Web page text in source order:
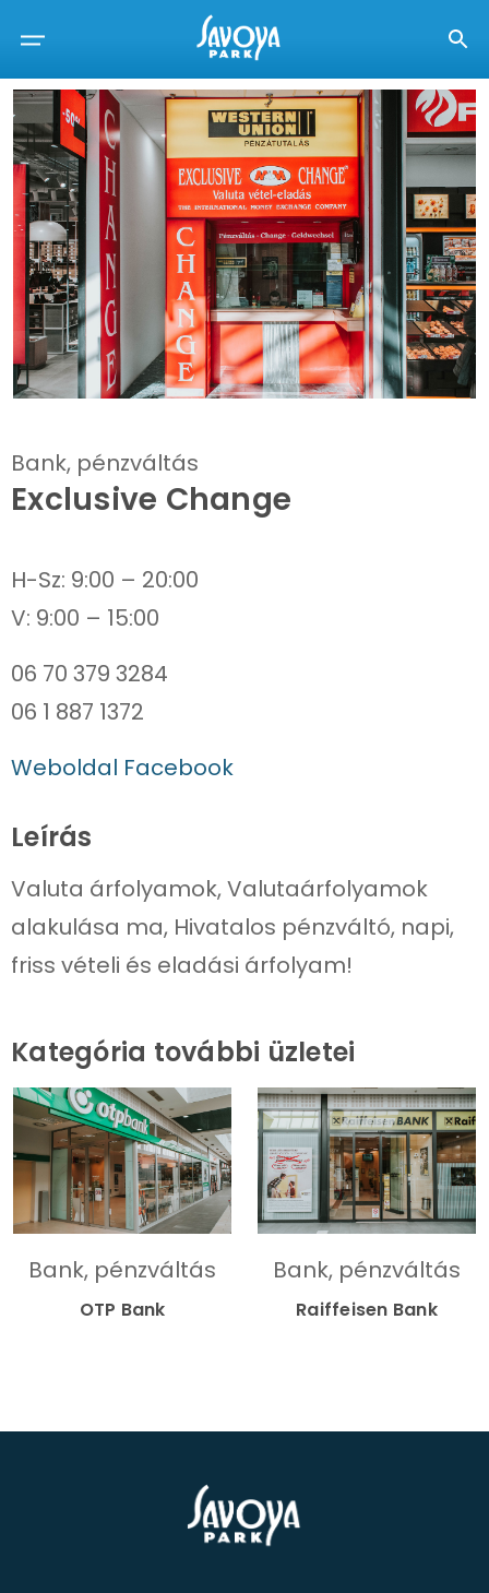
Bank, pénzváltás
Exclusive Change
H-Sz: 9:00 – 20:00
06 70 379 3284
06 1 887 1372
Weboldal Facebook
Leírás
Valuta árfolyamok, Valutaárfolyamok
alakulása ma, Hivatalos pénzváltó, napi,
friss vételi és eladási árfolyam!
Kategória további üzletei
Bank, pénzváltás
OTP Bank
Bank, pénzváltás
Raiffeisen Bank